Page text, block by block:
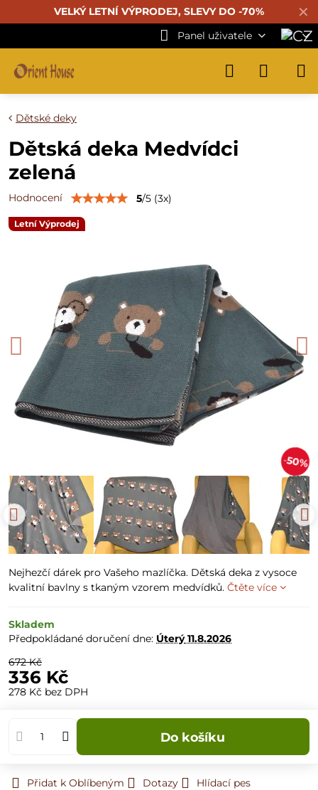
✕
VELKÝ LETNÍ VÝPRODEJ, SLEVY DO -70%
Panel uživatele
Letní Výprodej
50%
Dětské deky
Dětská deka Medvídci
zelená
Hodnocení 5/5 (3x)
Nejhezčí dárek pro Vašeho mazlíčka. Dětská deka z vysoce
kvalitní bavlny s tkaným vzorem medvídků. Čtěte více
Skladem
Předpokládané doručení dne: Úterý11.8.2026
672 Kč
336 Kč
278 Kč bez DPH
Do košíku
Přidat k Oblíbeným Dotazy
Hlídací pes